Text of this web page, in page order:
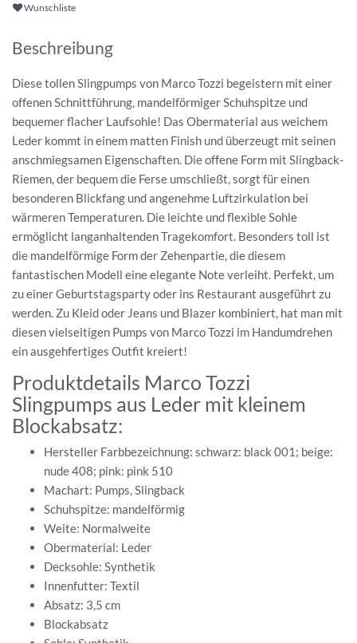
Wunschliste
Beschreibung
Diese tollen Slingpumps von Marco Tozzi begeistern mit einer
offenen Schnittführung, mandelförmiger Schuhspitze und
bequemer flacher Laufsohle! Das Obermaterial aus weichem
Leder kommt in einem matten Finish und überzeugt mit seinen
anschmiegsamen Eigenschaften. Die offene Form mit Slingback-
Riemen, der bequem die Ferse umschließt, sorgt für einen
besonderen Blickfang und angenehme Luftzirkulation bei
wärmeren Temperaturen. Die leichte und flexible Sohle
ermöglicht langanhaltenden Tragekomfort. Besonders toll ist
die mandelförmige Form der Zehenpartie, die diesem
fantastischen Modell eine elegante Note verleiht. Perfekt, um
zu einer Geburtstagsparty oder ins Restaurant ausgeführt zu
werden. Zu Kleid oder Jeans und Blazer kombiniert, hat man mit
diesen vielseitigen Pumps von Marco Tozzi im Handumdrehen
ein ausgehfertiges Outfit kreiert!
Produktdetails Marco Tozzi
Slingpumps aus Leder mit kleinem
Blockabsatz:
Hersteller Farbbezeichnung: schwarz: black 001; beige:
nude 408; pink: pink 510
Machart: Pumps, Slingback
Schuhspitze: mandelförmig
Weite: Normalweite
Obermaterial: Leder
Decksohle: Synthetik
Innenfutter: Textil
Absatz: 3,5 cm
Blockabsatz